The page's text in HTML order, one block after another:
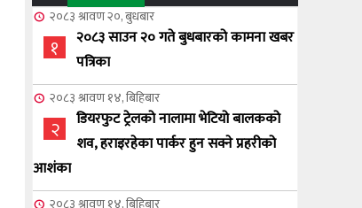
२०८३ श्रावण २०, बुधबार
१
२०८३ साउन २० गते बुधबारको कामना खबर
पत्रिका
२०८३ श्रावण १४, बिहिबार
२
डियरफुट ट्रेलको नालामा भेटियो बालकको
शव, हराइरहेका पार्कर हुन सक्ने प्रहरीको
आशंका